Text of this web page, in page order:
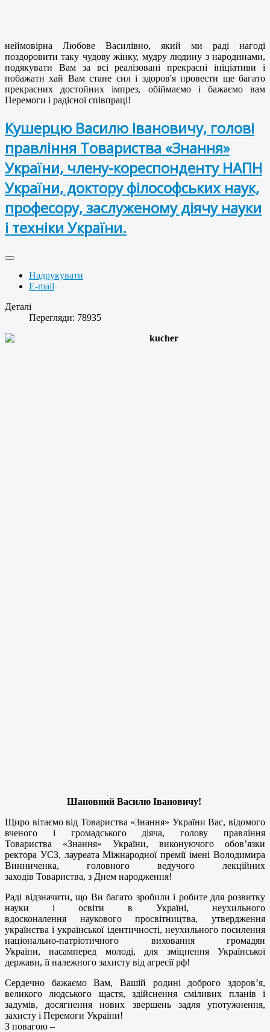
неймовірна Любове Василівно, який ми раді нагоді
поздоровити таку чудову жінку, мудру людину з народинами,
подякувати Вам за всі реалізовані прекрасні ініціативи і
побажати хай Вам стане сил і здоров'я провести ще багато
прекрасних достойних імпрез, обіймаємо і бажаємо вам
Перемоги і радісної співпраці!
Кушерцю Василю Івановичу, голові
правління Товариства «Знання»
України, члену-кореспонденту НАПН
України, доктору філософських наук,
професору, заслуженому діячу науки
і техніки України.
Надрукувати
E-mail
Деталі
Перегляди: 78935
Шановний Василю Івановичу!
Щиро вітаємо від Товариства «Знання» України Вас, відомого
вченого і громадського діяча, голову правління
Товариства «Знання» України, виконуючого обов’язки
ректора УСЗ, лауреата Міжнародної премії імені Володимира
Винниченка, головного ведучого лекційних
заходів Товариства, з Днем народження!
Раді відзначити, що Ви багато зробили і робите для розвитку
науки і освіти в Україні, неухильного
вдосконалення наукового просвітництва, утвердження
українства і української ідентичності, неухильного посилення
національно-патріотичного виховання громадян
України, насамперед молоді, для зміцнення Української
держави, її належного захисту від агресії рф!
Сердечно бажаємо Вам, Вашій родині доброго здоров’я,
великого людського щастя, здійснення сміливих планів і
задумів, досягнення нових звершень задля употужнення,
захисту і Перемоги України!
З повагою –